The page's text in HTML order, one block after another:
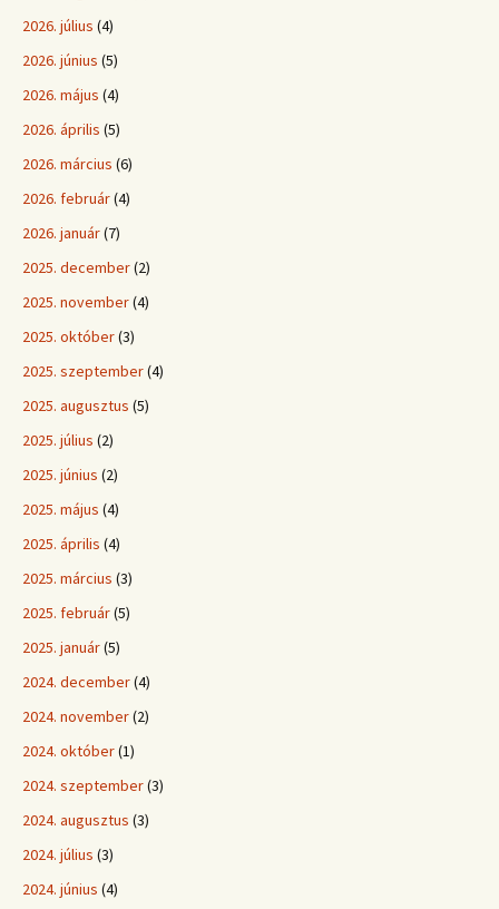
2026. július (4)
2026. június (5)
2026. május (4)
2026. április (5)
2026. március (6)
2026. február(4)
2026. január(7)
2025. december(2)
2025. november(4)
2025. október(3)
2025. szeptember(4)
2025. augusztus (5)
2025. július (2)
2025. június (2)
2025. május (4)
2025. április (4)
2025. március (3)
2025. február(5)
2025. január(5)
2024. december(4)
2024. november(2)
2024. október(1)
2024. szeptember(3)
2024. augusztus (3)
2024. július (3)
2024. június (4)